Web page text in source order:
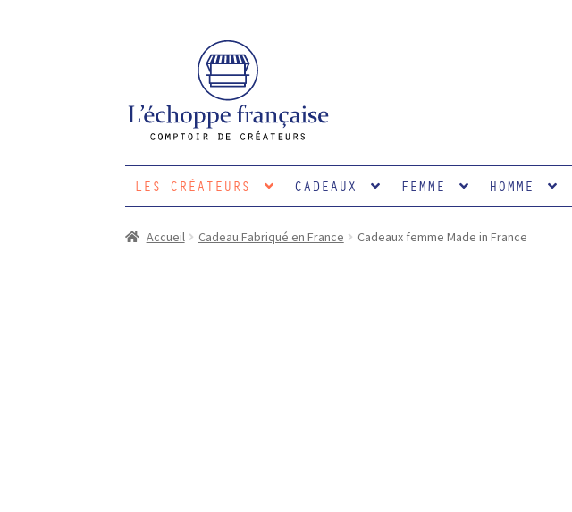
navigation
LES CRÉATEURS CADEAUX FEMME HOMME
Accueil Cadeau Fabriqué en France Cadeaux femme Made in France